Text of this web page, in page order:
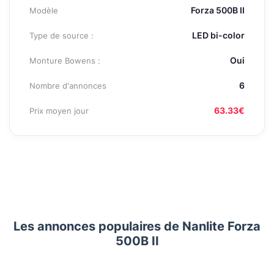
Modèle Forza 500B II
Type de source : LED bi-color
Monture Bowens : Oui
Nombre d'annonces 6
Prix moyen jour 63.33€
Les annonces populaires de Nanlite Forza
500B II